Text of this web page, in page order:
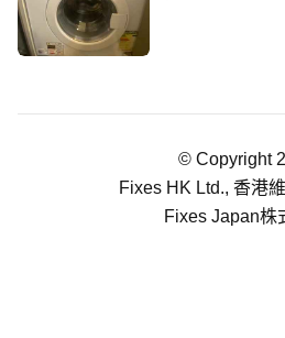
© Copyright
Fixes HK Ltd., 香港
Fixes Japan株